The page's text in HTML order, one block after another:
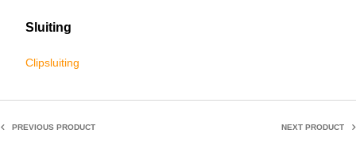
Sluiting
Clipsluiting
PREVIOUS PRODUCT NEXT PRODUCT